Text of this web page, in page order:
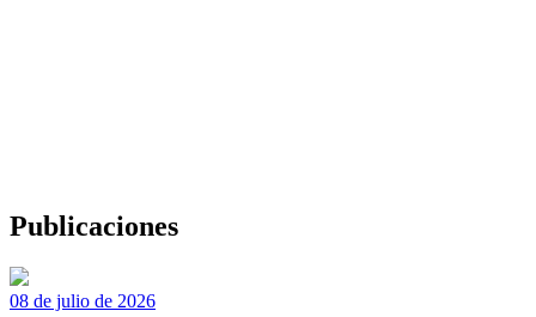
Publicaciones
08 de julio de 2026